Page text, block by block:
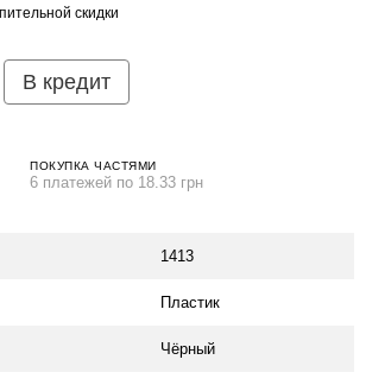
скидки
В кредит
ПОКУПКА ЧАСТЯМИ
6 платежей по 18.33 грн
1413
Пластик
Чёрный